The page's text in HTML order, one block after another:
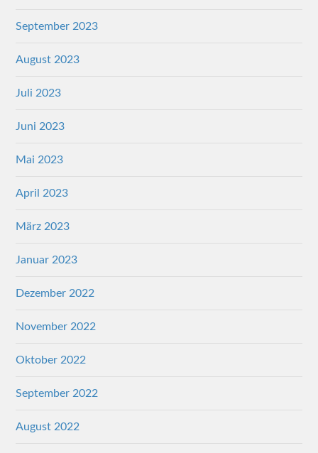
September 2023
August 2023
Juli 2023
Juni 2023
Mai 2023
April 2023
März 2023
Januar 2023
Dezember 2022
November 2022
Oktober 2022
September 2022
August 2022